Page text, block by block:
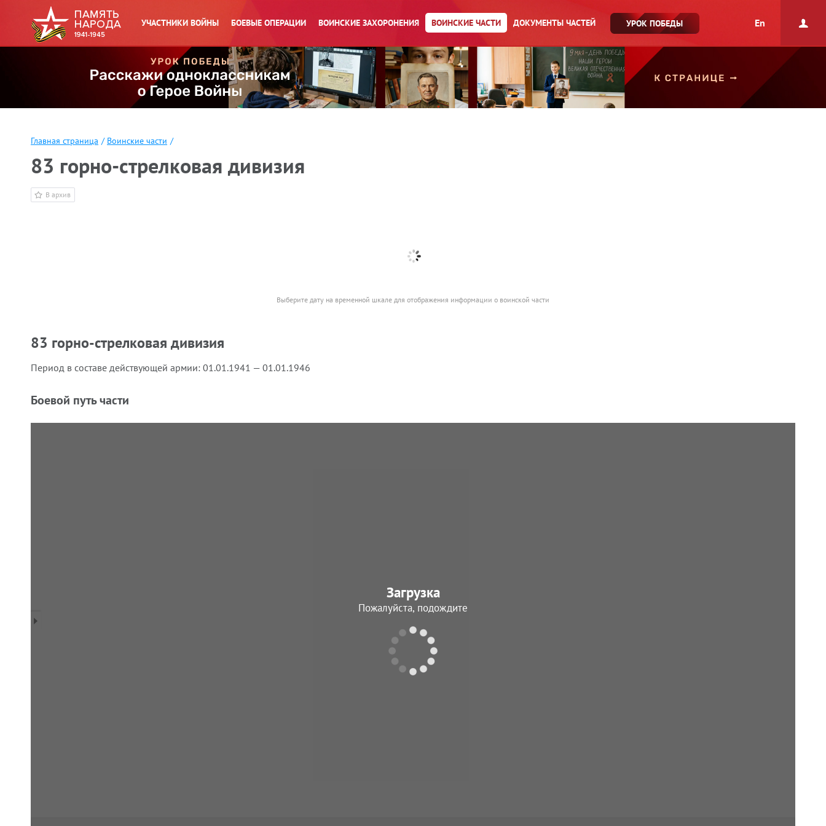
УЧАСТНИКИ ВОЙНЫ БОЕВЫЕ ОПЕРАЦИИ ВОИНСКИЕ ЗАХОРОНЕНИЯ ВОИНСКИЕ ЧАСТИ ДОКУМЕНТЫ ЧАСТЕЙ УРОК ПОБЕДЫ En
Главная страница / Воинские части /
83 горно-стрелковая дивизия
В архив
Выберите дату на временной шкале для отображения информации о воинской части
83 горно-стрелковая дивизия
Период в составе действующей армии: 01.01.1941 — 01.01.1946
Боевой путь части
Загрузка
Пожалуйста, подождите